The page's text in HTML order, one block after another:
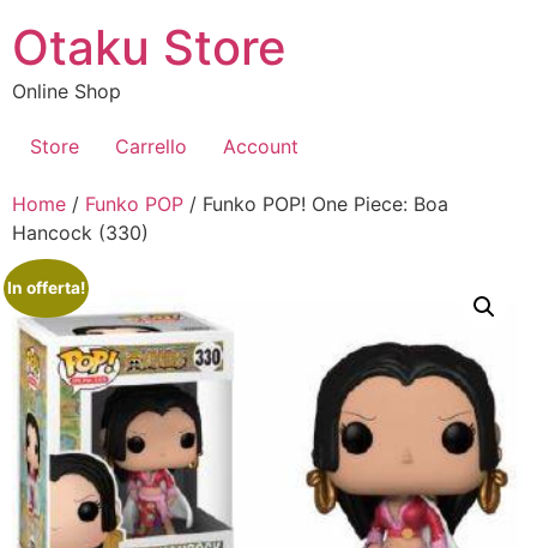
contenuto
Otaku Store
Online Shop
Store Carrello Account
Home / Funko POP / Funko POP! One Piece: Boa
Hancock (330)
In offerta!